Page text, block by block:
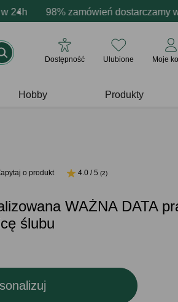
98% zamówień dostarczamy w
Profesjonalna i darmowa
- zawsze udane prezenty
Dostępność Ulubione Moje
Hobby Produkty
o produkt 4.0 / 5(2)
WAŻNA DATA
ślubu